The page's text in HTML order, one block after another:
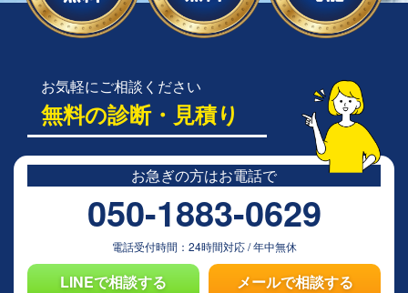
お気軽にご相談ください
無料の診断・見積り
お急ぎの方はお電話で
050-1883-0629
電話受付時間： 24時間対応/年中無休
LINEで相談する メールで相談する